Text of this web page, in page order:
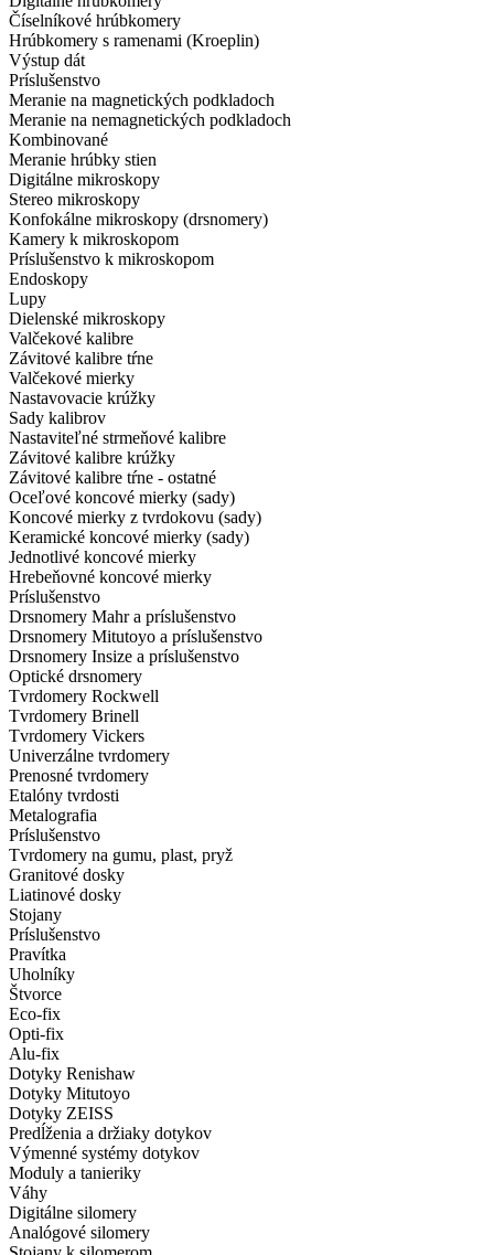
Číselníkové hrúbkomery
Hrúbkomery s ramenami (Kroeplin)
Výstup dát
Príslušenstvo
Meranie na magnetických podkladoch
Meranie na nemagnetických podkladoch
Kombinované
Meranie hrúbky stien
Digitálne mikroskopy
Stereo mikroskopy
Konfokálne mikroskopy (drsnomery)
Kamery k mikroskopom
Príslušenstvo k mikroskopom
Endoskopy
Lupy
Dielenské mikroskopy
Valčekové kalibre
Závitové kalibre tŕne
Valčekové mierky
Nastavovacie krúžky
Sady kalibrov
Nastaviteľné strmeňové kalibre
Závitové kalibre krúžky
Závitové kalibre tŕne - ostatné
Oceľové koncové mierky (sady)
Koncové mierky z tvrdokovu (sady)
Keramické koncové mierky (sady)
Jednotlivé koncové mierky
Hrebeňovné koncové mierky
Príslušenstvo
Drsnomery Mahr a príslušenstvo
Drsnomery Mitutoyo a príslušenstvo
Drsnomery Insize a príslušenstvo
Optické drsnomery
Tvrdomery Rockwell
Tvrdomery Brinell
Tvrdomery Vickers
Univerzálne tvrdomery
Prenosné tvrdomery
Etalóny tvrdosti
Metalografia
Príslušenstvo
Tvrdomery na gumu, plast, pryž
Granitové dosky
Liatinové dosky
Stojany
Príslušenstvo
Pravítka
Uholníky
Štvorce
Eco-fix
Opti-fix
Alu-fix
Dotyky Renishaw
Dotyky Mitutoyo
Dotyky ZEISS
Predĺženia a držiaky dotykov
Výmenné systémy dotykov
Moduly a tanieriky
Váhy
Digitálne silomery
Analógové silomery